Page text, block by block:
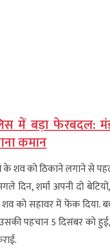
में बड़ा फेरबदल:
कमान
के शव को ठिकाने लगाने से
दिन, शर्मा अपनी दो
को सहावर में फेंक दिया.
पहचान 5 दिसंबर को